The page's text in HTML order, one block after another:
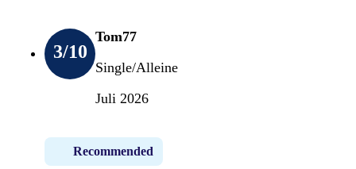
3/10
Tom77
Single/Alleine
Juli 2026
Recommended